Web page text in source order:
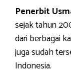
Penerbit
sejak tahun
dari berbagai
juga sudah
Indonesia.